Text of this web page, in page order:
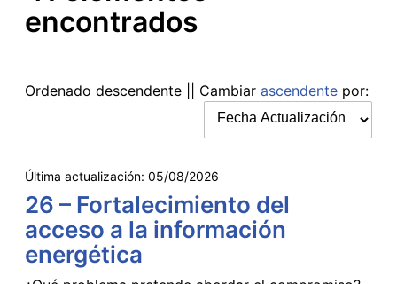
encontrados
Ordenado descendente || Cambiar ascendente por:
Última actualización: 05/08/2026
26 – Fortalecimiento del
acceso a la información
energética